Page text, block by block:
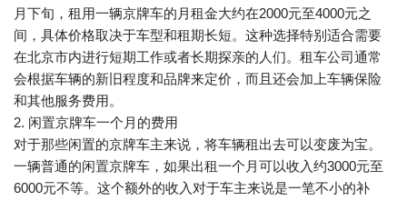
月下旬，租用一辆京牌车的月租金大约在2000元至4000元之
间，具体价格取决于车型和租期长短。这种选择特别适合需要
在北京市内进行短期工作或者长期探亲的人们。租车公司通常
会根据车辆的新旧程度和品牌来定价，而且还会加上车辆保险
和其他服务费用。
2. 闲置京牌车一个月的费用
对于那些闲置的京牌车主来说，将车辆租出去可以变废为宝。
一辆普通的闲置京牌车，如果出租一个月可以收入约3000元至
6000元不等。这个额外的收入对于车主来说是一笔不小的补